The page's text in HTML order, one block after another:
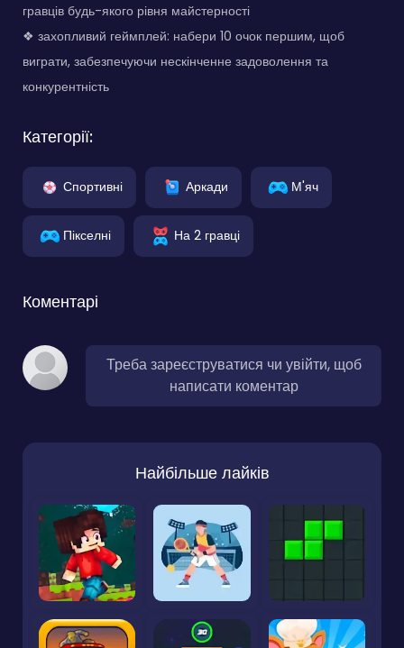
гравців будь-якого рівня майстерності
❖ захопливий геймплей: набери 10 очок першим, щоб
виграти, забезпечуючи нескінченне задоволення та
конкурентність
Категорії:
Спортивні Аркади М'яч
Пікселні На 2 гравці
Коментарі
Треба зареєструватися чи увійти, щоб
написати коментар
Найбільше лайків